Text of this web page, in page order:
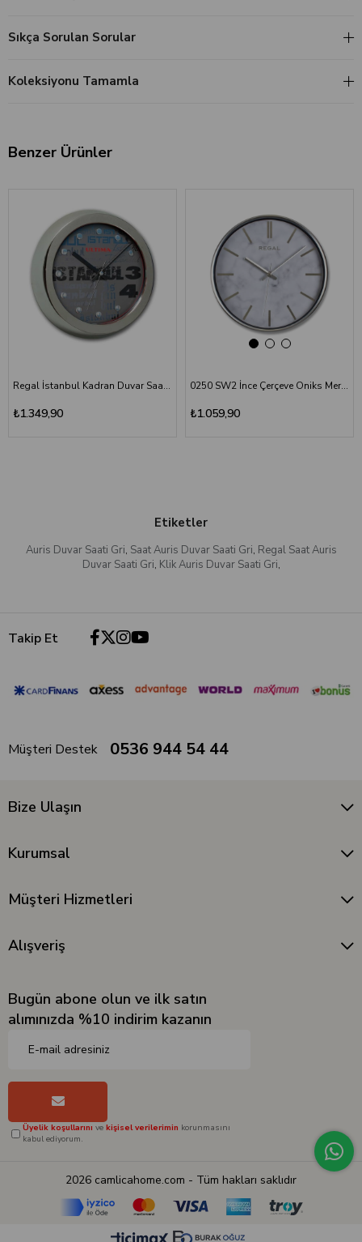
Sıkça Sorulan Sorular
Koleksiyonu Tamamla
Benzer Ürünler
Regal İstanbul Kadran Duvar Saati 0081 SB34
₺1.349,90
0250 SW2 İnce Çerçeve Oniks Mermer Desen Duvar Saati
₺1.059,90
Etiketler
Auris Duvar Saati Gri, Saat Auris Duvar Saati Gri, Regal Saat Auris
Duvar Saati Gri, Klik Auris Duvar Saati Gri,
Takip Et
Müşteri Destek 0536 944 54 44
Bize Ulaşın
Kurumsal
Müşteri Hizmetleri
Alışveriş
Bugün abone olun ve ilk satın
alımınızda %10 indirim kazanın
Üyelik koşullarını ve kişisel verilerimin korunmasını
kabul ediyorum.
2026 camlicahome.com - Tüm hakları saklıdır